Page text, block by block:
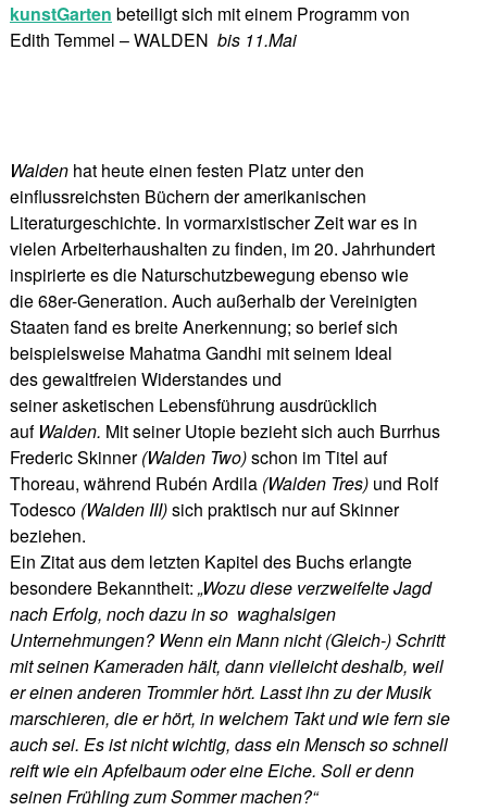
kunstGarten beteiligt sich mit einem Programm von
Edith Temmel – WALDEN bis 11.Mai
Waldenhat heute einen festen Platz unter den
einflussreichsten Büchern der amerikanischen
Literaturgeschichte. In vormarxistischer Zeit war es in
vielen Arbeiterhaushalten zu finden, im 20. Jahrhundert
inspirierte es die Naturschutzbewegung ebenso wie
die 68er-Generation. Auch außerhalb der Vereinigten
Staaten fand es breite Anerkennung; so berief sich
beispielsweise Mahatma Gandhi mit seinem Ideal
des gewaltfreien Widerstandes und
seiner asketischen Lebensführung ausdrücklich
auf Walden. Mit seiner Utopie bezieht sich auch Burrhus
Frederic Skinner(Walden Two)schon im Titel auf
Thoreau, während Rubén Ardila (Walden Tres)und Rolf
Todesco (Walden III)sich praktisch nur auf Skinner
beziehen.
Ein Zitat aus dem letzten Kapitel des Buchs erlangte
besondere Bekanntheit: „Wozu diese verzweifelte Jagd
nach Erfolg, noch dazu in so waghalsigen
Unternehmungen? Wenn ein Mann nicht (Gleich-) Schritt
mit seinen Kameraden hält, dann vielleicht deshalb, weil
er einen anderen Trommler hört. Lasst ihn zu der Musik
marschieren, die er hört, in welchem Takt und wie fern sie
auch sei. Es ist nicht wichtig, dass ein Mensch so schnell
reift wie ein Apfelbaum oder eine Eiche. Soll er denn
seinen Frühling zum Sommer machen?“